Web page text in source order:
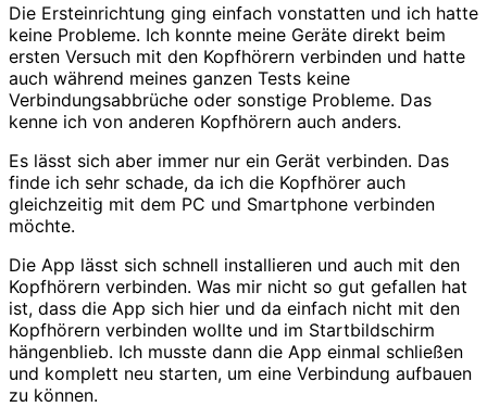
Die Ersteinrichtung ging einfach vonstatten und ich hatte
keine Probleme. Ich konnte meine Geräte direkt beim
ersten Versuch mit den Kopfhörern verbinden und hatte
auch während meines ganzen Tests keine
Verbindungsabbrüche oder sonstige Probleme. Das
kenne ich von anderen Kopfhörern auch anders.
Es lässt sich aber immer nur ein Gerät verbinden. Das
finde ich sehr schade, da ich die Kopfhörer auch
gleichzeitig mit dem PC und Smartphone verbinden
möchte.
Die App lässt sich schnell installieren und auch mit den
Kopfhörern verbinden. Was mir nicht so gut gefallen hat
ist, dass die App sich hier und da einfach nicht mit den
Kopfhörern verbinden wollte und im Startbildschirm
hängenblieb. Ich musste dann die App einmal schließen
und komplett neu starten, um eine Verbindung aufbauen
zu können.